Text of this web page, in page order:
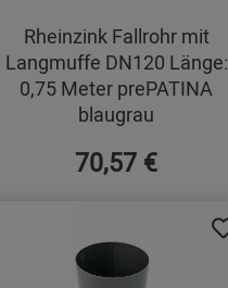
Rheinzink Fallrohr mit
Langmuffe DN120 Länge:
0,75 Meter prePATINA
blaugrau
70,57 €